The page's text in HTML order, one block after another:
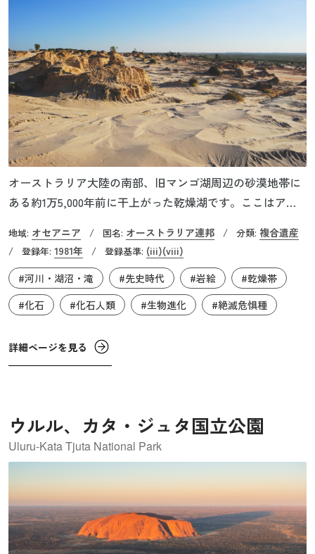
ュメールの都市遺跡があり、紀元前4000年に遡る建造物や
遺物が残る、考古学的に重要なエリアとなっています。イ
ラク南部の4つの湿原と3つの考古遺跡を含むエリアが複合
遺産として登録されています。
オーストラリア大陸の南部、旧マンゴ湖周辺の砂漠地帯に
ある約1万5,000年前に干上がった乾燥湖です。ここはアフ
していた痕跡が残る最古の地で、4～5万年前から先住民ア
ボリジナル・ピープルが暮らしていました。かれらの描い
た岩絵跡も残っており、複合遺産となっています。この地
域からは、26,000年前に火葬された女性の骨など百数十体
のホモ・サピエンス・サピエンスの骨が出土しており、世
界最古の火葬場や植物食物の採集システムの痕跡も見つか
っています。ウィランドラ湖は、新生代更新世（約25万年
らには現生人類ホモ・サピエンス・サピエンスの文化や生
活の変遷を知ることのできる貴重な場所となっています。
地域: オセアニア / 国名: オーストラリア連邦 / 分類: 複合遺産
/ 登録年: 1981年 / 登録基準: (iii)(viii)
#河川・湖沼・滝
#先史時代 #岩絵
#乾燥帯
#化石
#化石人類 #生物進化 #絶滅危惧種
詳細ページを見る
ウルル、カタ・ジュタ国立公園
Uluru-Kata Tjuta National Park